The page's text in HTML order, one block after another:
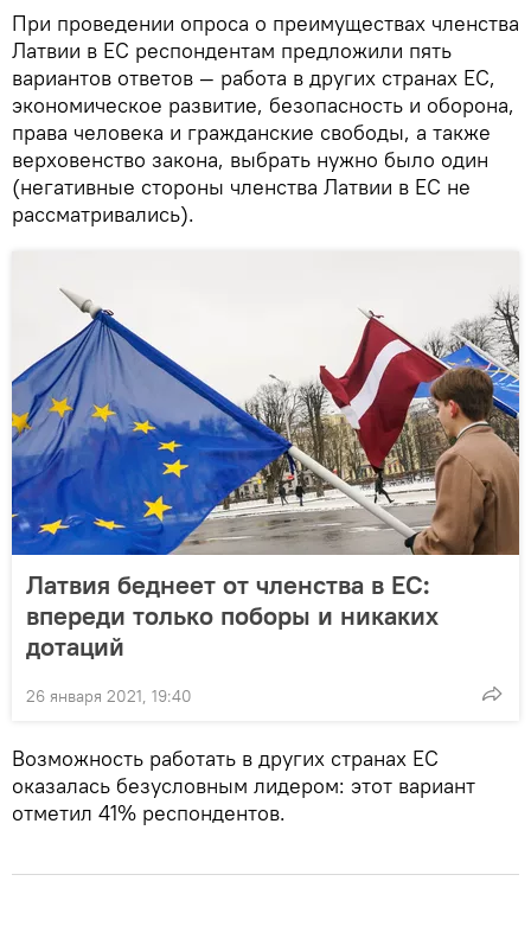
При проведении опроса о преимуществах членства
Латвии в ЕС респондентам предложили пять
вариантов ответов — работа в других странах ЕС,
экономическое развитие, безопасность и оборона,
права человека и гражданские свободы, а также
верховенство закона, выбрать нужно было один
(негативные стороны членства Латвии в ЕС не
рассматривались).
Латвия беднеет от членства в ЕС:
впереди только поборы и никаких
дотаций
26 января 2021, 19:40
Возможность работать в других странах ЕС
оказалась безусловным лидером: этот вариант
отметил 41% респондентов.